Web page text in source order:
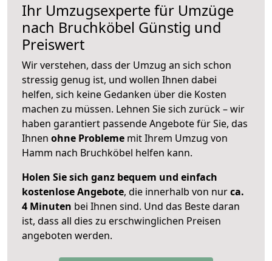
Ihr Umzugsexperte für Umzüge
nach Bruchköbel Günstig und
Preiswert
Wir verstehen, dass der Umzug an sich schon
stressig genug ist, und wollen Ihnen dabei
helfen, sich keine Gedanken über die Kosten
machen zu müssen. Lehnen Sie sich zurück – wir
haben garantiert passende Angebote für Sie, das
Ihnen ohne Probleme mit Ihrem Umzug von
Hamm nach Bruchköbel helfen kann.
Holen Sie sich ganz bequem und einfach
kostenlose Angebote, die innerhalb von nurca.
4 Minuten bei Ihnen sind. Und das Beste daran
ist, dass all dies zu erschwinglichen Preisen
angeboten werden.